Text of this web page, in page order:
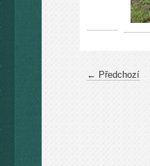
← Předchozí